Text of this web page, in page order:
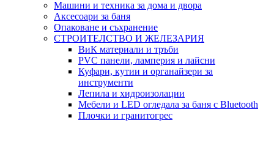
Машини и техника за дома и двора
Аксесоари за баня
Опаковане и съхранение
СТРОИТЕЛСТВО И ЖЕЛЕЗАРИЯ
ВиК материали и тръби
PVC панели, ламперия и лайсни
Куфари, кутии и органайзери за
инструменти
Лепила и хидроизолации
Мебели и LED огледала за баня с Bluetooth
Плочки и гранитогрес